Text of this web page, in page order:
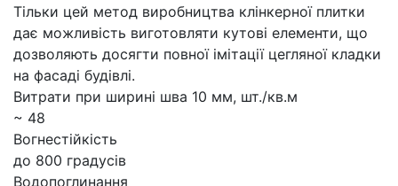
Тільки цей метод виробництва клінкерної плитки
дає можливість виготовляти кутові елементи, що
дозволяють досягти повної імітації цегляної кладки
на фасаді будівлі.
Витрати при ширині шва 10 мм, шт./кв.м
~ 48
Вогнестійкість
до 800 градусів
Водопоглинання